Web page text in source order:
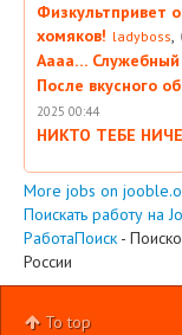
Физкультпривет
хомяков! ladyboss,
Аааа…
После вкусного
2025 00:44
НИКТО ТЕБЕ
More jobs on
Поискать работу на
РаботаПоиск -
России
To top